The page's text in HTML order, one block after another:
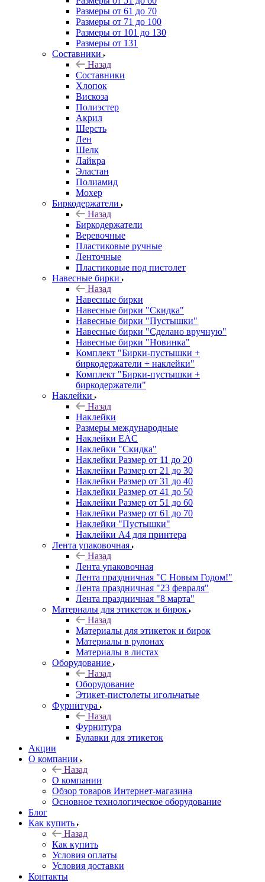
Размеры от 61 до 70
Размеры от 71 до 100
Размеры от 101 до 130
Размеры от 131
Составники
Назад
Составники
Хлопок
Вискоза
Полиэстер
Акрил
Шерсть
Лен
Шелк
Лайкра
Эластан
Полиамид
Мохер
Биркодержатели
Назад
Биркодержатели
Веревочные
Пластиковые ручные
Ленточные
Пластиковые под пистолет
Навесные бирки
Назад
Навесные бирки
Навесные бирки "Скидка"
Навесные бирки "Пустышки"
Навесные бирки "Сделано вручную"
Навесные бирки "Новинка"
Комплект "Бирки-пустышки +
биркодержатели + наклейки"
Комплект "Бирки-пустышки +
биркодержатели"
Наклейки
Назад
Наклейки
Размеры международные
Наклейки EAC
Наклейки "Скидка"
Наклейки Размер от 11 до 20
Наклейки Размер от 21 до 30
Наклейки Размер от 31 до 40
Наклейки Размер от 41 до 50
Наклейки Размер от 51 до 60
Наклейки Размер от 61 до 70
Наклейки "Пустышки"
Наклейки А4 для принтера
Лента упаковочная
Назад
Лента упаковочная
Лента праздничная "С Новым Годом!"
Лента праздничная "23 февраля"
Лента праздничная "8 марта"
Материалы для этикеток и бирок
Назад
Материалы для этикеток и бирок
Материалы в рулонах
Материалы в листах
Оборудование
Назад
Оборудование
Этикет-пистолеты игольчатые
Фурнитура
Назад
Фурнитура
Булавки для этикеток
Акции
О компании
Назад
О компании
Обзор товаров Интернет-магазина
Основное технологическое оборудование
Блог
Как купить
Назад
Как купить
Условия оплаты
Условия доставки
Контакты